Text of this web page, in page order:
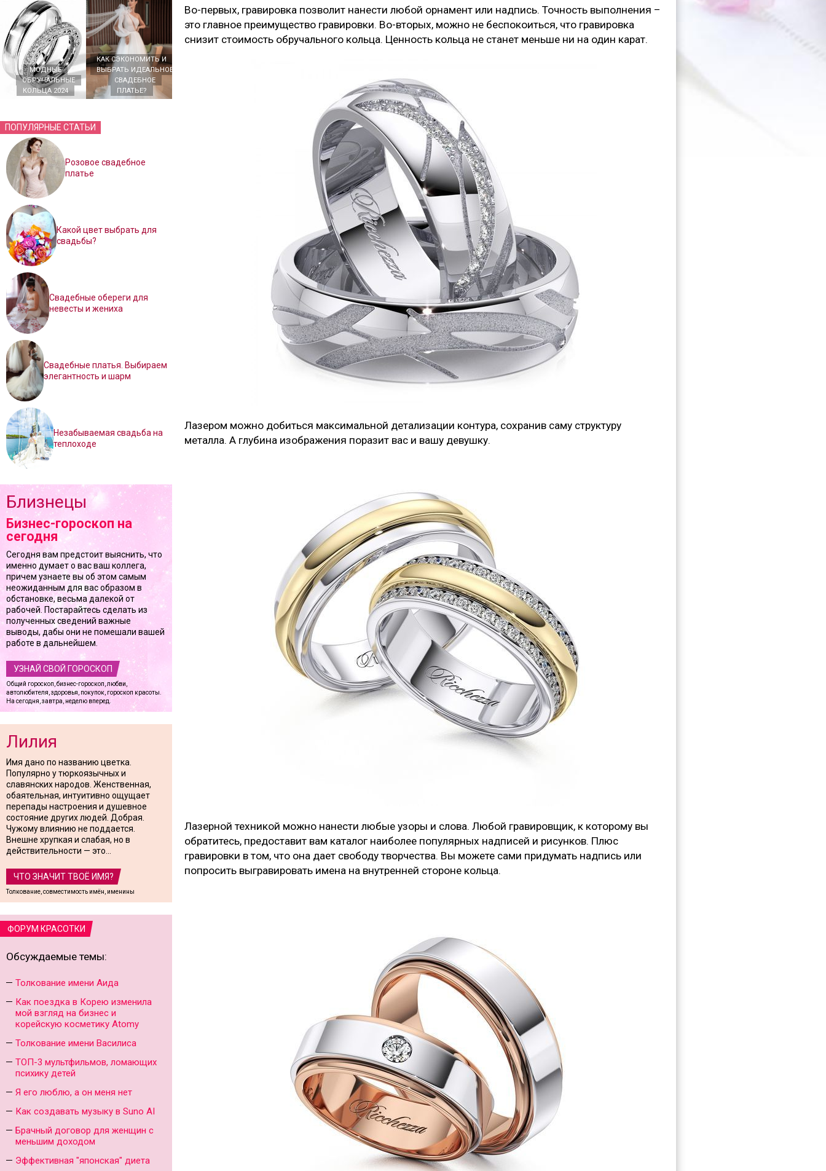
МОДНЫЕ
ОБРУЧАЛЬНЫЕ
КОЛЬЦА 2024
КАК СЭКОНОМИТЬ И
ВЫБРАТЬ ИДЕАЛЬНОЕ
СВАДЕБНОЕ
ПЛАТЬЕ?
ПОПУЛЯРНЫЕ СТАТЬИ
Розовое свадебное
платье
Какой цвет выбрать для
свадьбы?
Свадебные обереги для
невесты и жениха
Свадебные платья. Выбираем
элегантность и шарм
Незабываемая свадьба на
теплоходе
Близнецы
Бизнес-гороскоп на
сегодня
Сегодня вам предстоит выяснить, что
именно думает о вас ваш коллега,
причем узнаете вы об этом самым
неожиданным для вас образом в
обстановке, весьма далекой от
рабочей. Постарайтесь сделать из
полученных сведений важные
выводы, дабы они не помешали вашей
работе в дальнейшем.
УЗНАЙ СВОЙ ГОРОСКОП
Общий гороскоп, бизнес-гороскоп, любви,
автолюбителя, здоровья, покупок, гороскоп красоты.
На сегодня, завтра, неделю вперед.
Лилия
Имя дано по названию цветка.
Популярно у тюркоязычных и
славянских народов. Женственная,
обаятельная, интуитивно ощущает
перепады настроения и душевное
состояние других людей. Добрая.
Чужому влиянию не поддается.
Внешне хрупкая и слабая, но в
действительности — это...
ЧТО ЗНАЧИТ ТВОЁ ИМЯ?
Толкование, совместимость имён, именины
ФОРУМ КРАСОТКИ
Обсуждаемые темы:
Толкование имени Аида
Как поездка в Корею изменила
мой взгляд на бизнес и
корейскую косметику Atomy
Толкование имени Василиса
ТОП-3 мультфильмов, ломающих
психику детей
Я его люблю, а он меня нет
Как создавать музыку в Suno AI
Брачный договор для женщин с
меньшим доходом
Эффективная "японская" диета
Во-первых, гравировка позволит нанести любой орнамент или надпись. Точность выполнения –
это главное преимущество гравировки. Во-вторых, можно не беспокоиться, что гравировка
снизит стоимость обручального кольца. Ценность кольца не станет меньше ни на один карат.
Лазером можно добиться максимальной детализации контура, сохранив саму структуру
металла. А глубина изображения поразит вас и вашу девушку.
Лазерной техникой можно нанести любые узоры и слова. Любой гравировщик, к которому вы
обратитесь, предоставит вам каталог наиболее популярных надписей и рисунков. Плюс
гравировки в том, что она дает свободу творчества. Вы можете сами придумать надпись или
попросить выгравировать имена на внутренней стороне кольца.